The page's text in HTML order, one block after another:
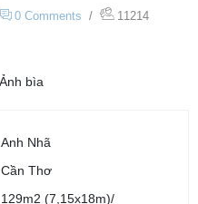
0 Comments / 11214
Anh Nhã
Cần Thơ
129m2 (7,15x18m)/